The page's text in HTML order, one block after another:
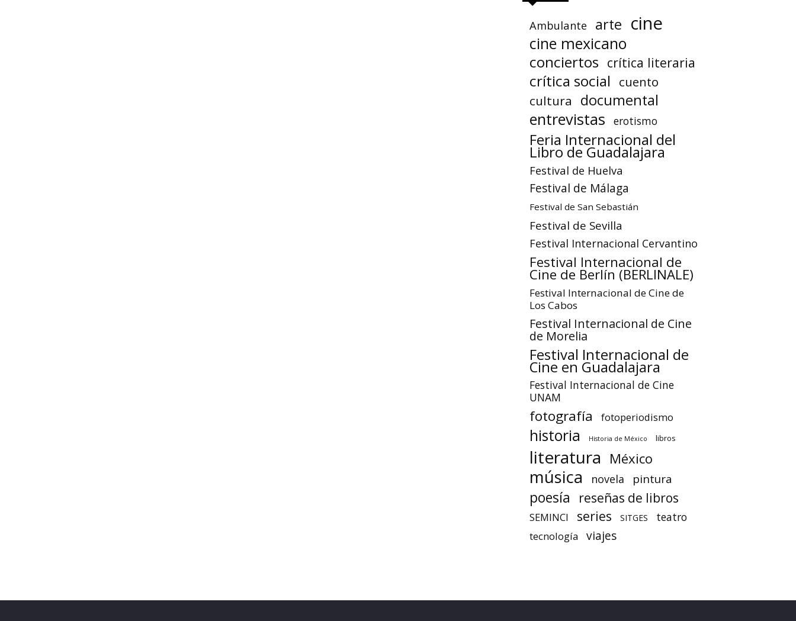
Ambulante arte cine
cine mexicano
conciertos crítica literaria
crítica social
cuento
cultura
documental
entrevistas erotismo
Feria Internacional del
Libro de Guadalajara
Festival de Huelva
Festival de Málaga
Festival de San Sebastián
Festival de Sevilla
Festival Internacional Cervantino
Festival Internacional de
Cine de Berlín (BERLINALE)
Festival Internacional de Cine de
Los Cabos
Festival Internacional de Cine
de Morelia
Festival Internacional de
Cine en Guadalajara
Festival Internacional de Cine
UNAM
fotografía fotoperiodismo
historia Historia de México libros
literatura México
música novela pintura
poesía reseñas de libros
SEMINCI series SITGES teatro
tecnología viajes